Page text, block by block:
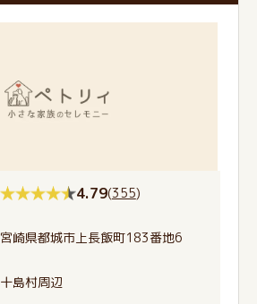
4.79(355)
宮崎県都城市上長飯町183番地6
十島村周辺